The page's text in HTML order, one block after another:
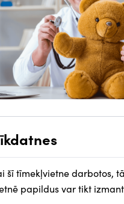
ZVANU
šī tīmekļvietne darbotos,
papildus var tikt